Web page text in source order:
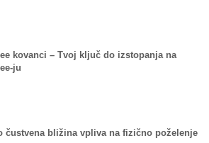
kovanci – Tvoj ključ do izstopanja na
ju
čustvena bližina vpliva na fizično poželenje